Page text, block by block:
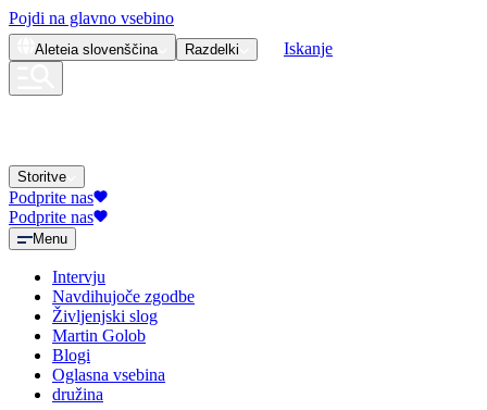
Pojdi na glavno vsebino
Aleteia slovenščina Razdelki Iskanje
Storitve
Podprite nas
Podprite nas
Menu
Intervju
Navdihujoče zgodbe
Življenjski slog
Martin Golob
Blogi
Oglasna vsebina
družina